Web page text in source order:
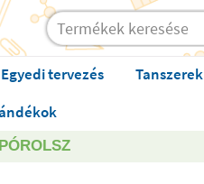
Egyedi tervezés Tanszerek